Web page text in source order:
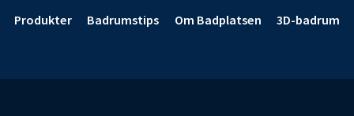
Produkter
Badrumstips Om Badplatsen 3D-badrum